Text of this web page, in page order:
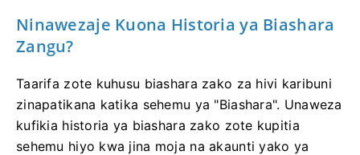
Ninawezaje Kuona Historia ya Biashara
Zangu?
Taarifa zote kuhusu biashara zako za hivi karibuni
zinapatikana katika sehemu ya "Biashara". Unaweza
kufikia historia ya biashara zako zote kupitia
sehemu hiyo kwa jina moja na akaunti yako ya